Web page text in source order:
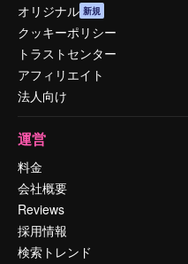
オリジナル 新規
クッキーポリシー
トラストセンター
アフィリエイト
法人向け
運営
料金
会社概要
Reviews
採用情報
検索トレンド